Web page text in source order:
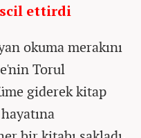
ettirdi
okuma merakını
Torul
giderek kitap